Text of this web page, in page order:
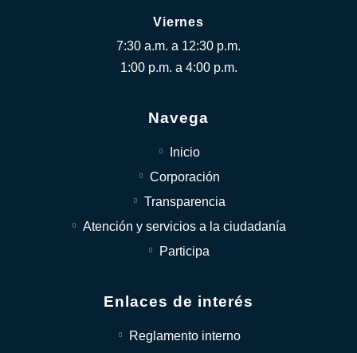
Viernes
7:30 a.m. a 12:30 p.m.
1:00 p.m. a 4:00 p.m.
Navega
Inicio
Corporación
Transparencia
Atención y servicios a la ciudadanía
Participa
Enlaces de interés
Reglamento interno